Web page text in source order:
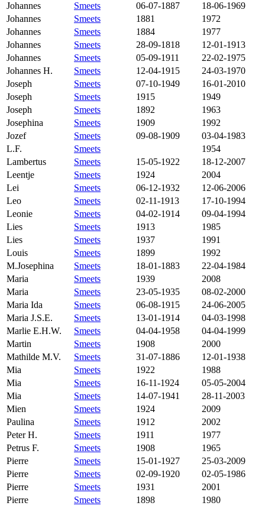
Johannes
Smeets 06-07-1887
18-06-1969
Johannes
Smeets 1881
1972
Johannes
Smeets 1884
1977
Johannes
Smeets 28-09-1818
12-01-1913
Johannes
Smeets 05-09-1911
22-02-1975
Johannes H.
Smeets 12-04-1915
24-03-1970
Joseph
Smeets 07-10-1949
16-01-2010
Joseph
Smeets 1915
1949
Joseph
Smeets 1892
1963
Josephina
Smeets 1909
1992
Jozef
Smeets 09-08-1909
03-04-1983
L.F.
Smeets
1954
Lambertus
Smeets 15-05-1922
18-12-2007
Leentje
Smeets 1924
2004
Lei
Smeets 06-12-1932
12-06-2006
Leo
Smeets 02-11-1913
17-10-1994
Leonie
Smeets 04-02-1914
09-04-1994
Lies
Smeets 1913
1985
Lies
Smeets 1937
1991
Louis
Smeets 1899
1992
M.Josephina
Smeets 18-01-1883
22-04-1984
Maria
Smeets 1939
2008
Maria
Smeets 23-05-1935
08-02-2000
Maria Ida
Smeets 06-08-1915
24-06-2005
Maria J.S.E.
Smeets 13-01-1914
04-03-1998
Marlie E.H.W.
Smeets 04-04-1958
04-04-1999
Martin
Smeets 1908
2000
Mathilde M.V.
Smeets 31-07-1886
12-01-1938
Mia
Smeets 1922
1988
Mia
Smeets 16-11-1924
05-05-2004
Mia
Smeets 14-07-1941
28-11-2003
Mien
Smeets 1924
2009
Paulina
Smeets 1912
2002
Peter H.
Smeets 1911
1977
Petrus F.
Smeets 1908
1965
Pierre
Smeets 15-01-1927
25-03-2009
Pierre
Smeets 02-09-1920
02-05-1986
Pierre
Smeets 1931
2001
Pierre
Smeets 1898
1980